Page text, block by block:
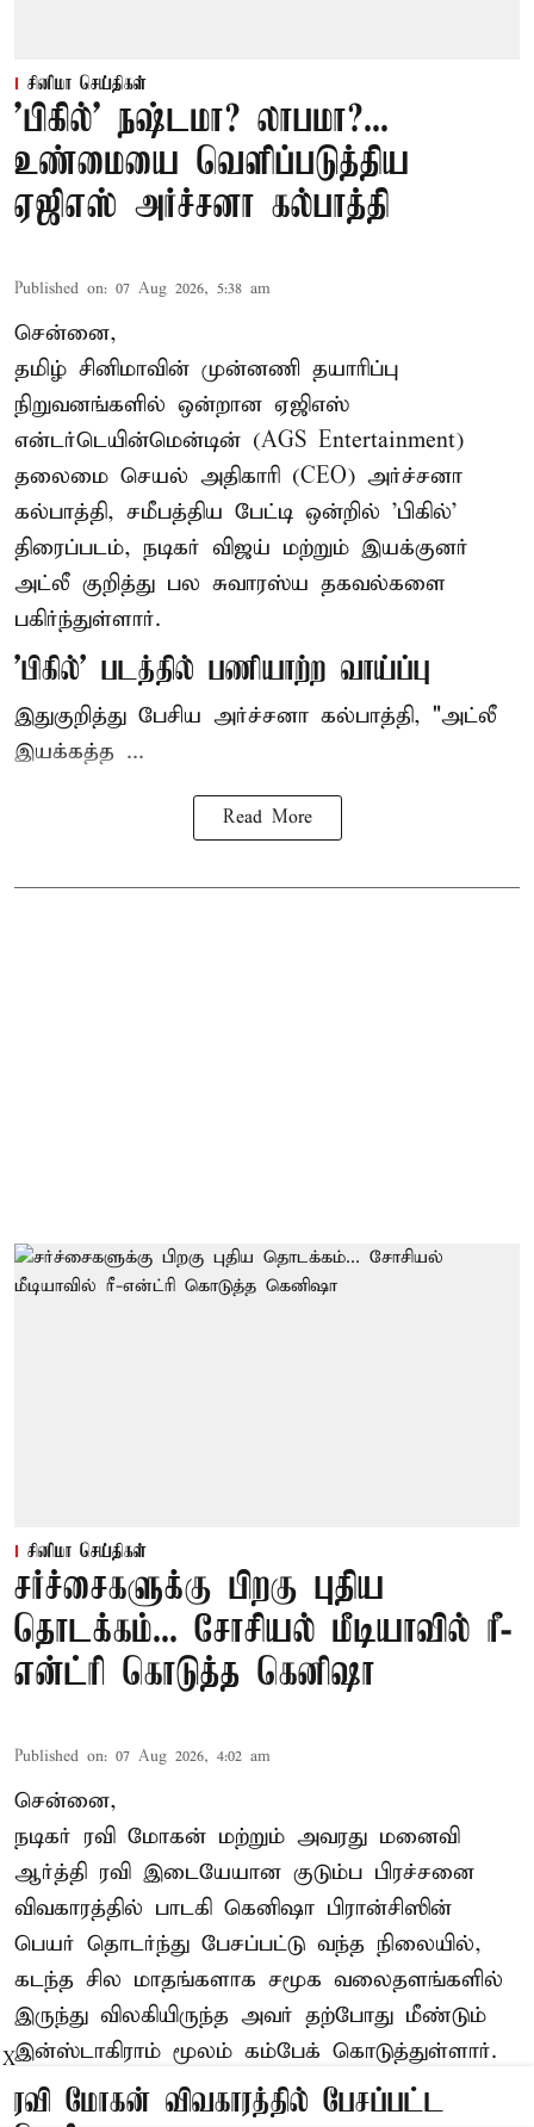
சினிமா செய்திகள்
'பிகில்' நஷ்டமா? லாபமா?...
உண்மையை வெளிப்படுத்திய
ஏஜிஎஸ் அர்ச்சனா கல்பாத்தி
Published on: 07 Aug 2026, 5:38 am
சென்னை,
தமிழ் சினிமாவின் முன்னணி தயாரிப்பு
நிறுவனங்களில் ஒன்றான ஏஜிஎஸ்
என்டர்டெயின்மென்டின் (AGS Entertainment)
தலைமை செயல் அதிகாரி (CEO) அர்ச்சனா
கல்பாத்தி, சமீபத்திய பேட்டி ஒன்றில் 'பிகில்'
திரைப்படம், நடிகர் விஜய் மற்றும் இயக்குனர்
அட்லீ குறித்து பல சுவாரஸ்ய தகவல்களை
பகிர்ந்துள்ளார்.
'பிகில்' படத்தில் பணியாற்ற வாய்ப்பு
இதுகுறித்து பேசிய அர்ச்சனா கல்பாத்தி, "அட்லீ
இயக்கத்த ...
Read More
சினிமா செய்திகள்
சர்ச்சைகளுக்கு பிறகு புதிய
தொடக்கம்... சோசியல் மீடியாவில் ரீ-
என்ட்ரி கொடுத்த கெனிஷா
Published on: 07 Aug 2026, 4:02 am
சென்னை,
நடிகர் ரவி மோகன் மற்றும் அவரது மனைவி
ஆர்த்தி ரவி இடையேயான குடும்ப பிரச்சனை
விவகாரத்தில் பாடகி கெனிஷா பிரான்சிஸின்
பெயர் தொடர்ந்து பேசப்பட்டு வந்த நிலையில்,
கடந்த சில மாதங்களாக சமூக வலைதளங்களில்
இருந்து விலகியிருந்த அவர் தற்போது மீண்டும்
இன்ஸ்டாகிராம் மூலம் கம்பேக் கொடுத்துள்ளார்.
ரவி மோகன் விவகாரத்தில் பேசப்பட்ட
X